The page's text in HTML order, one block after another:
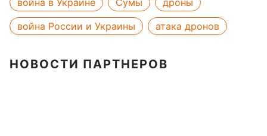
война в Украине Сумы
дроны
война России и Украины
атака дронов
НОВОСТИ ПАРТНЕРОВ